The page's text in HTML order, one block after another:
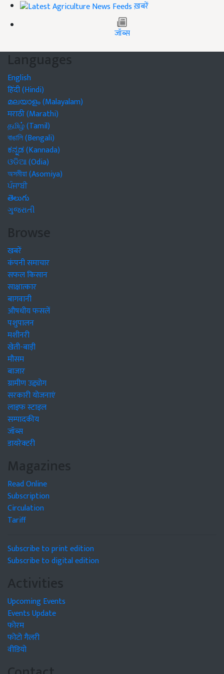
ख़बरें
जॉब्स
Languages
English
हिंदी (Hindi)
മലയാളം (Malayalam)
मराठी (Marathi)
தமிழ் (Tamil)
বাঙালি (Bengali)
ಕನ್ನಡ (Kannada)
ଓଡିଆ (Odia)
অসমীয়া (Asomiya)
ਪੰਜਾਬੀ
తెలుగు
ગુજરાતી
Browse
खबरें
कंपनी समाचार
सफल किसान
साक्षात्कार
बागवानी
औषधीय फसलें
पशुपालन
मशीनरी
खेती-बाड़ी
मौसम
बाजार
ग्रामीण उद्द्योग
सरकारी योजनाएं
लाइफ स्टाइल
सम्पादकीय
जॉब्स
डायरेक्टरी
Magazines
Read Online
Subscription
Circulation
Tariff
Subscribe to print edition
Subscribe to digital edition
Activities
Upcoming Events
Events Update
फोरम
फोटो गैलरी
वीडियो